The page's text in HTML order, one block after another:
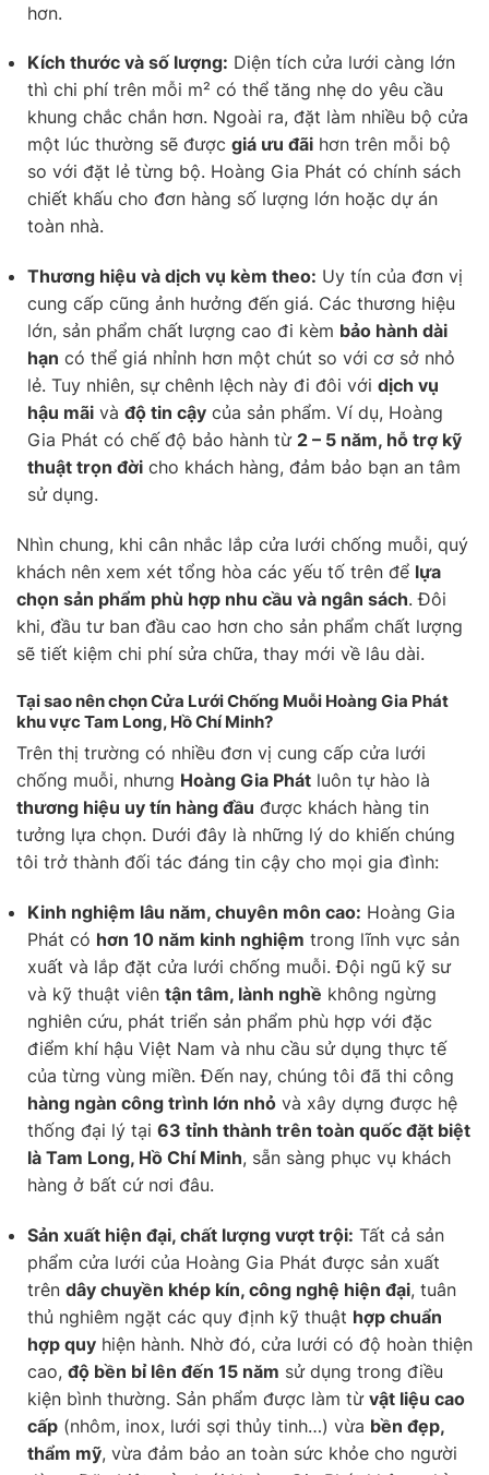
hơn.
Kích thước và số lượng: Diện tích cửa lưới càng lớn
thì chi phí trên mỗi m² có thể tăng nhẹ do yêu cầu
khung chắc chắn hơn. Ngoài ra, đặt làm nhiều bộ cửa
một lúc thường sẽ được giá ưu đãi hơn trên mỗi bộ
so với đặt lẻ từng bộ. Hoàng Gia Phát có chính sách
chiết khấu cho đơn hàng số lượng lớn hoặc dự án
toàn nhà.
Thương hiệu và dịch vụ kèm theo: Uy tín của đơn vị
cung cấp cũng ảnh hưởng đến giá. Các thương hiệu
lớn, sản phẩm chất lượng cao đi kèm bảo hành dài
hạn có thể giá nhỉnh hơn một chút so với cơ sở nhỏ
lẻ. Tuy nhiên, sự chênh lệch này đi đôi với dịch vụ
hậu mãi và độ tin cậy của sản phẩm. Ví dụ, Hoàng
Gia Phát có chế độ bảo hành từ 2 – 5 năm, hỗ trợ kỹ
thuật trọn đời cho khách hàng, đảm bảo bạn an tâm
sử dụng.
Nhìn chung, khi cân nhắc lắp cửa lưới chống muỗi, quý
khách nên xem xét tổng hòa các yếu tố trên để lựa
chọn sản phẩm phù hợp nhu cầu và ngân sách. Đôi
khi, đầu tư ban đầu cao hơn cho sản phẩm chất lượng
sẽ tiết kiệm chi phí sửa chữa, thay mới về lâu dài.
Tại sao nên chọn Cửa Lưới Chống Muỗi Hoàng Gia Phát
khu vực Tam Long, Hồ Chí Minh?
Trên thị trường có nhiều đơn vị cung cấp cửa lưới
chống muỗi, nhưng Hoàng Gia Phát luôn tự hào là
thương hiệu uy tín hàng đầu được khách hàng tin
tưởng lựa chọn. Dưới đây là những lý do khiến chúng
tôi trở thành đối tác đáng tin cậy cho mọi gia đình:
Kinh nghiệm lâu năm, chuyên môn cao: Hoàng Gia
Phát có hơn 10 năm kinh nghiệm trong lĩnh vực sản
xuất và lắp đặt cửa lưới chống muỗi. Đội ngũ kỹ sư
và kỹ thuật viên tận tâm, lành nghề không ngừng
nghiên cứu, phát triển sản phẩm phù hợp với đặc
điểm khí hậu Việt Nam và nhu cầu sử dụng thực tế
của từng vùng miền. Đến nay, chúng tôi đã thi công
hàng ngàn công trình lớn nhỏ và xây dựng được hệ
thống đại lý tại 63 tỉnh thành trên toàn quốc đặt biệt
là Tam Long, Hồ Chí Minh, sẵn sàng phục vụ khách
hàng ở bất cứ nơi đâu.
Sản xuất hiện đại, chất lượng vượt trội: Tất cả sản
phẩm cửa lưới của Hoàng Gia Phát được sản xuất
trên dây chuyền khép kín, công nghệ hiện đại, tuân
thủ nghiêm ngặt các quy định kỹ thuật hợp chuẩn
hợp quy hiện hành. Nhờ đó, cửa lưới có độ hoàn thiện
cao, độ bền bỉ lên đến 15 năm sử dụng trong điều
kiện bình thường. Sản phẩm được làm từ vật liệu cao
cấp (nhôm, inox, lưới sợi thủy tinh…) vừa bền đẹp,
thẩm mỹ, vừa đảm bảo an toàn sức khỏe cho người